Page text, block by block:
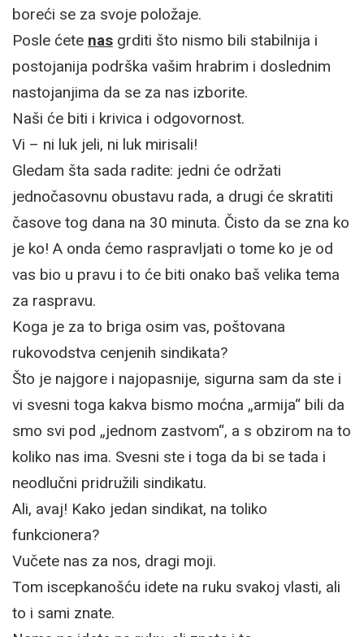
boreći se za svoje položaje.
Posle ćete nas grditi što nismo bili stabilnija i
postojanija podrška vašim hrabrim i doslednim
nastojanjima da se za nas izborite.
Naši će biti i krivica i odgovornost.
Vi – ni luk jeli, ni luk mirisali!
Gledam šta sada radite: jedni će održati
jednočasovnu obustavu rada, a drugi će skratiti
časove tog dana na 30 minuta. Čisto da se zna ko
je ko! A onda ćemo raspravljati o tome ko je od
vas bio u pravu i to će biti onako baš velika tema
za raspravu.
Koga je za to briga osim vas, poštovana
rukovodstva cenjenih sindikata?
Što je najgore i najopasnije, sigurna sam da ste i
vi svesni toga kakva bismo moćna „armija“ bili da
smo svi pod „jednom zastvom“, a s obzirom na to
koliko nas ima. Svesni ste i toga da bi se tada i
neodlučni pridružili sindikatu.
Ali, avaj! Kako jedan sindikat, na toliko
funkcionera?
Vučete nas za nos, dragi moji.
Tom iscepkanošću idete na ruku svakoj vlasti, ali
to i sami znate.